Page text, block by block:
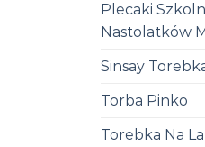
Plecaki
Nastolatków
Sinsay
Torba Pinko
Torebka Na